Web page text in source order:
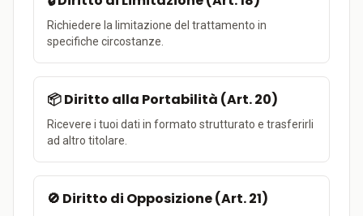
Richiedere la limitazione del trattamento in
specifiche circostanze.
📦 Diritto alla Portabilità (Art. 20)
Ricevere i tuoi dati in formato strutturato e trasferirli
ad altro titolare.
🚫 Diritto di Opposizione (Art. 21)